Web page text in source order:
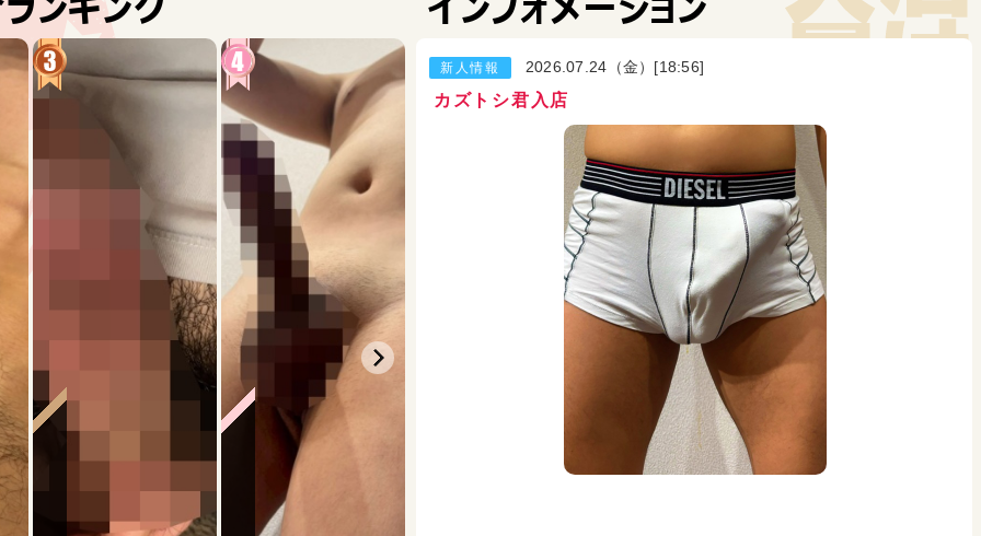
写メ日記の性癖の記事読みました！ 自分もその人の匂いが好きな性癖なのです
が、 甘やかされつつ嗅がされたり舐めさせられたりするようなプレイもお願いで
きるのでしょうか…？ まだタクトくんを指名したことないのですが8月予定があ
えばと考えています。
タクト
2026.07.16 20:01 レス数:
ヒロト君は３P好きですか？ どMなんで二人に責められたり廻されたいです
2026.07.10 15:33 レス数:
お久しぶりです 2月の中旬に3Pしてもらった者です 今月の下旬に予約しようと
思ってます 二つほど質問なんですけどおもちゃとか未開封のコンドーム持ってて
良いですか？ オカモトの0.01のLサイズは入りますか？ ロングで予約するので
レス数:
新人情報 2026.07.24（金）[18:56]
カズトシ君入店